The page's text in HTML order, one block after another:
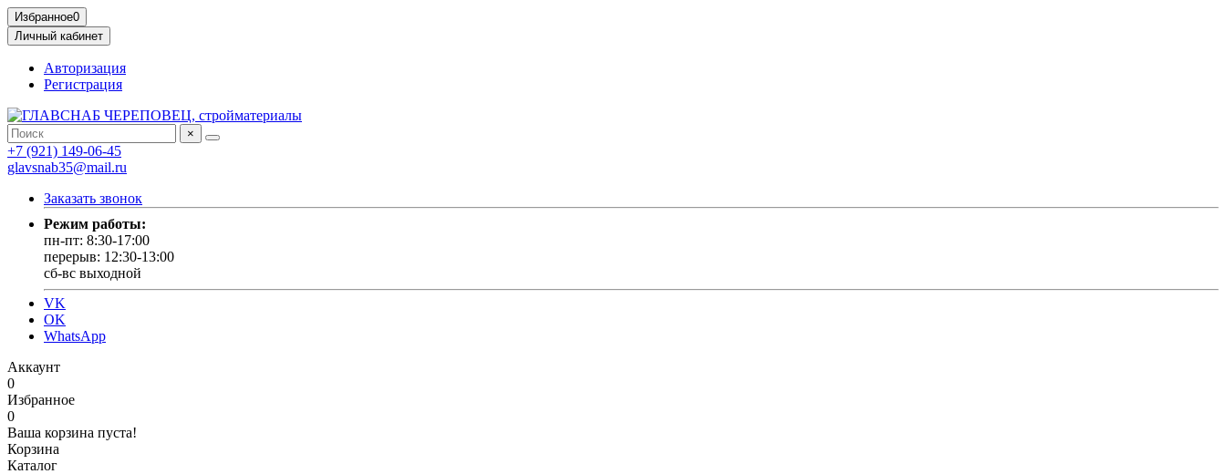
Избранное0
Личный кабинет
Авторизация
Регистрация
×
+7 (921) 149-06-45
glavsnab35@mail.ru
Заказать звонок
Режим работы:
пн-пт: 8:30-17:00
перерыв: 12:30-13:00
сб-вс выходной
VK
OK
WhatsApp
Аккаунт
0
Избранное
0
Ваша корзина пуста!
Корзина
Каталог